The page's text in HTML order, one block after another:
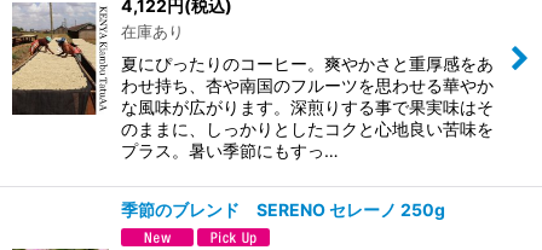
4,122円(税込)
在庫あり
夏にぴったりのコーヒー。爽やかさと重厚感をあ
わせ持ち、杏や南国のフルーツを思わせる華やか
な風味が広がります。深煎りする事で果実味はそ
のままに、しっかりとしたコクと心地良い苦味を
プラス。暑い季節にもすっ…
季節のブレンド SERENO セレーノ 250g